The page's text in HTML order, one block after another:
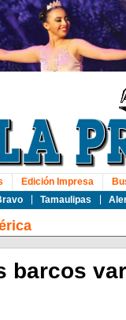
Tamaulipas
Edición Impresa
barcos